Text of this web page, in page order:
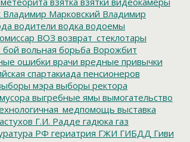
Владимир Марковский Владимир
водители водка водоемы
ВОЗ возврат_стеклотары
бой вольная борьба Ворожбит
ошибки врачи вредные привычки
спартакиада пенсионеров
мэра выборы ректора
выгребные ямы вымогательство
выставка
Г.И. Радде гадюка газ
РФ гериатрия ГЖИ ГИБДД Гиви